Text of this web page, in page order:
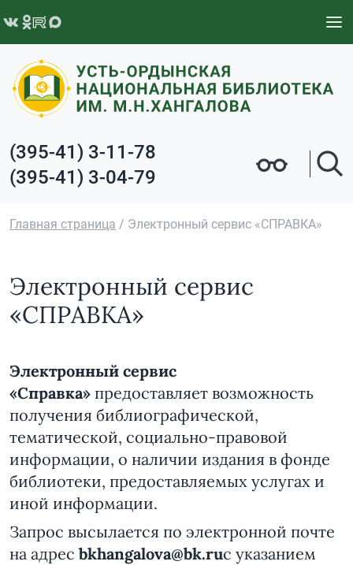
(395-41) 3-11-78
(395-41) 3-04-79
Главная страница / Электронный сервис «СПРАВКА»
Электронный сервис
«СПРАВКА»
Электронный сервис
«Справка» предоставляет возможность
получения библиографической,
тематической, социально-правовой
информации, о наличии издания в фонде
библиотеки, предоставляемых услугах и
иной информации.
Запрос высылается по электронной почте
на адрес bkhangalova@bk.ruc указанием